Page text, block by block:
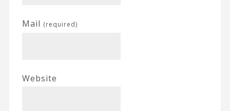
Mail (required)
Website